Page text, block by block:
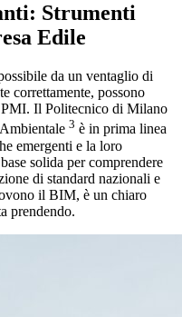
Strumenti
Edile
da un ventaglio di
correttamente, possono
Il Politecnico di Milano
3 è in prima linea
emergenti e la loro
solida per comprendere
di standard nazionali e
il BIM, è un chiaro
prendendo.